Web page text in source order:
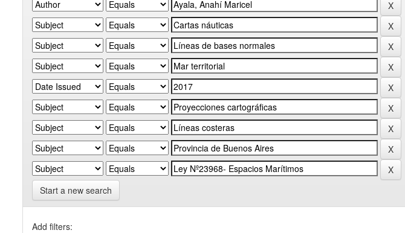
Start a new search
Add filters: